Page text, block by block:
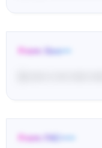
From: Goo•••
G-••••• •• •••• ••••••
From: FAC•••••